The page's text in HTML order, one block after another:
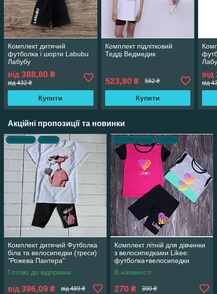
Комплект дитячий
футболка і шорти Labubu
Лабубу
від 388,80 ₴
від 432 ₴
Купити
Комплект підлітковий
Тедді Ведмедик
523,80₴ 582 ₴
Купити
від
від
Акційні пропозиції та новинки
Новинка –19%
Комплект дитячий Футболка
біла та велосипедки (треси)
"Рожева Пантера"
Готово до відправки
від 396,09 ₴ від 489 ₴
Распродажа –10%
Комплект літній для дівчинки
з велосипедками Likee:
футболка+велосипедки
В наявності
270 ₴ 300 ₴